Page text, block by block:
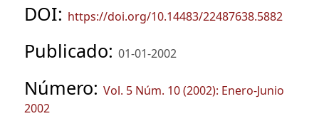
DOI: https://doi.org/10.14483/22487638.5882
Publicado: 01-01-2002
Número: Vol. 5 Núm. 10 (2002): Enero-Junio
2002